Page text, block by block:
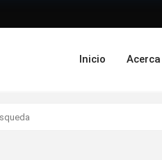
Inicio